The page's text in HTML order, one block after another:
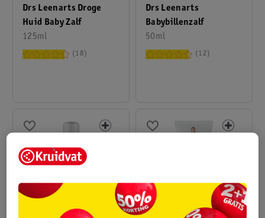
Drs Leenarts Droge
Huid Baby Zalf
125ml
18
Drs Leenarts
Babybillenzalf
50ml
12